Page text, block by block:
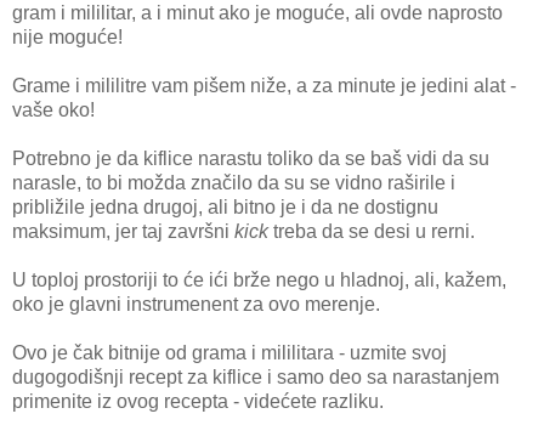
gram i mililitar, a i minut ako je moguće, ali ovde naprosto
nije moguće!
Grame i mililitre vam pišem niže, a za minute je jedini alat -
vaše oko!
Potrebno je da kiflice narastu toliko da se baš vidi da su
narasle, to bi možda značilo da su se vidno raširile i
približile jedna drugoj, ali bitno je i da ne dostignu
maksimum, jer taj završni kicktreba da se desi u rerni.
U toploj prostoriji to će ići brže nego u hladnoj, ali, kažem,
oko je glavni instrumenent za ovo merenje.
Ovo je čak bitnije od grama i mililitara - uzmite svoj
dugogodišnji recept za kiflice i samo deo sa narastanjem
primenite iz ovog recepta - videćete razliku.